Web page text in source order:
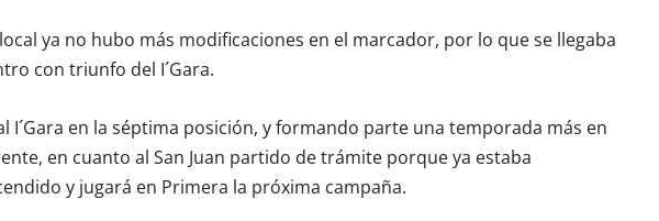
ya no hubo más modificaciones en el marcador, por lo que se llegaba
con triunfo del I´Gara.
I´Gara en la séptima posición, y formando parte una temporada más en
en cuanto al San Juan partido de trámite porque ya estaba
y jugará en Primera la próxima campaña.